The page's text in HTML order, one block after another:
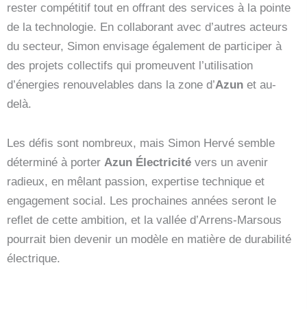
rester compétitif tout en offrant des services à la pointe
de la technologie. En collaborant avec d’autres acteurs
du secteur, Simon envisage également de participer à
des projets collectifs qui promeuvent l’utilisation
d’énergies renouvelables dans la zone d’Azun et au-
delà.
Les défis sont nombreux, mais Simon Hervé semble
déterminé à porter Azun Électricité vers un avenir
radieux, en mêlant passion, expertise technique et
engagement social. Les prochaines années seront le
reflet de cette ambition, et la vallée d’Arrens-Marsous
pourrait bien devenir un modèle en matière de durabilité
électrique.